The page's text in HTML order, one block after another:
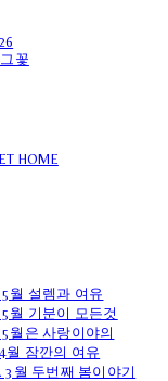
꽃
HOME
월 설렘과 여유
월 기분이 모든것
월은 사랑이야의
월 잠깐의 여유
3월 두번째 봄이야기